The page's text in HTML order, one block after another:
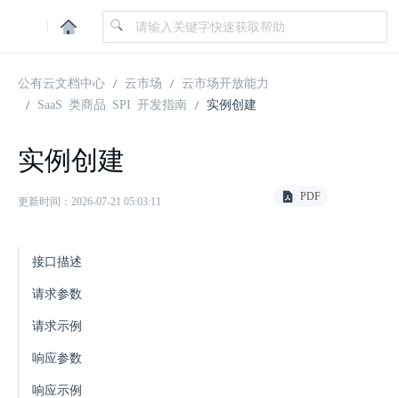
|
公有云文档中心 云市场
云市场开放能力
SaaS 类商品 SPI 开发指南
实例创建
实例创建
更新时间：2026-07-21 05:03:11 PDF
接口描述
请求参数
请求示例
响应参数
响应示例